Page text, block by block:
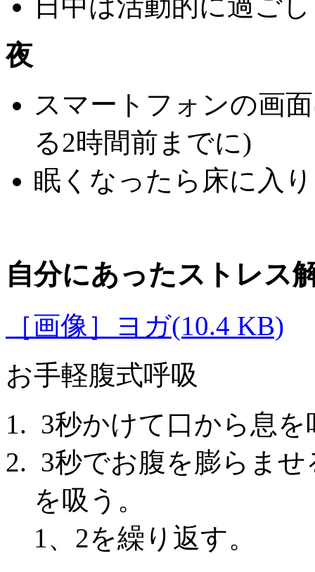
夜
スマートフォンの画
る2時間前までに)
眠くなったら床に入
自分にあったストレス
［画像］ヨガ(10.4 KB)
お手軽腹式呼吸
3秒かけて口から息を
3秒でお腹を膨らま
を吸う。
1、2を繰り返す。